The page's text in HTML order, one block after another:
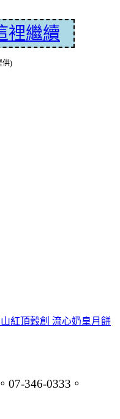
裡繼續
供)
紅頂穀創 流心奶皇月餅
07-346-0333。